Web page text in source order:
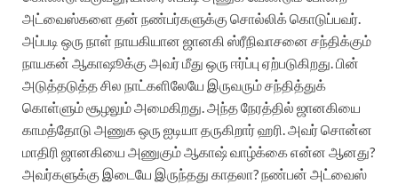
அட்வைஸ்களை தன் நண்பர்களுக்கு சொல்லிக் கொடுப்பவர்.
அப்படி ஒரு நாள் நாயகியான ஜானகி ஸ்ரீநிவாசனை சந்திக்கும்
நாயகன் ஆகாஷூக்கு அவர் மீது ஒரு ஈர்ப்பு ஏற்படுகிறது. பின்
அடுத்தடுத்த சில நாட்களிலேயே இருவரும் சந்தித்துக்
கொள்ளும் சூழலும் அமைகிறது. அந்த நேரத்தில் ஜானகியை
காமத்தோடு அணுக ஒரு ஐடியா தருகிறார் ஹரி. அவர் சொன்ன
மாதிரி ஜானகியை அணுகும் ஆகாஷ் வாழ்க்கை என்ன ஆனது?
அவர்களுக்கு இடையே இருந்தது காதலா? நண்பன் அட்வைஸ்